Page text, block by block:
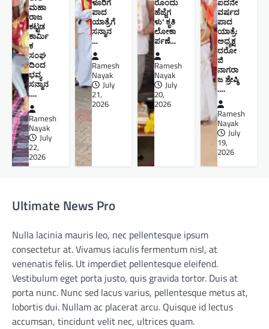
ಮಹಾ
ರಾಜ
ಕಟ್ಟಡ
ಕಾರ್ಮಿ
ಕ
ಸಂಘ
ದಿಂದ
ಭವ್ಯ
ಸನ್ಮಾನ
….
Ramesh
Nayak
July
22,
2026
ಪಾದ
ಯಾತ್ರೆಗೆ
ಸನ್ಮಾನ
…
Ramesh
Nayak
July
21,
2026
ಹೆಜ್ಜೆಗ
ಳು’ ಕೃತಿ
ಲೋಕಾ
ರ್ಪಣೆ…
Ramesh
Nayak
July
20,
2026
ವರ್ಷದ
ಪಾದ
ಯಾತ್ರೆ:
ಅಧ್ಯಕ್ಷ
ದರೋ
ಜಿ
ನಾಗರಾ
ಜ ಶ್ರೇಷ್ಠಿ ​
….
Ramesh
Nayak
July
19,
2026
Ultimate News Pro
Nulla lacinia mauris leo, nec pellentesque ipsum
consectetur at. Vivamus iaculis fermentum nisl, at
venenatis felis. Ut imperdiet pellentesque eleifend.
Vestibulum eget porta justo, quis gravida tortor. Duis at
porta nunc. Nunc sed lacus varius, pellentesque metus at,
lobortis dui. Nullam ac placerat arcu. Quisque id lectus
accumsan, tincidunt velit nec, ultrices quam.